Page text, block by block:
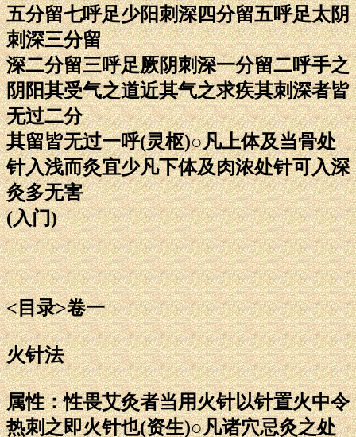
五分留七呼足少阳刺深四分留五呼足太阴
刺深三分留
深二分留三呼足厥阴刺深一分留二呼手之
阴阳其受气之道近其气之求疾其刺深者皆
无过二分
其留皆无过一呼(灵枢)○凡上体及当骨处
针入浅而灸宜少凡下体及肉浓处针可入深
灸多无害
(入门)
<目录>卷一
火针法
属性：性畏艾灸者当用火针以针置火中令
热刺之即火针也(资生)○凡诸穴忌灸之处